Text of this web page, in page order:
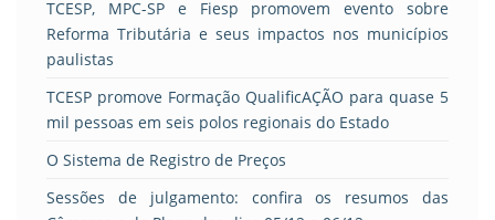
TCESP, MPC-SP e Fiesp promovem evento sobre
Reforma Tributária e seus impactos nos municípios
paulistas
TCESP promove Formação QualificAÇÃO para quase 5
mil pessoas em seis polos regionais do Estado
O Sistema de Registro de Preços
Sessões de julgamento: confira os resumos das